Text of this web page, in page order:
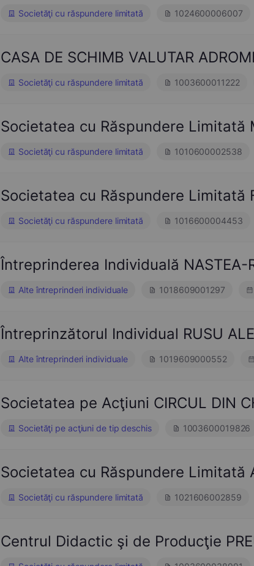
Societăţi cu răspundere limitată 1024600006007
CASA DE SCHIMB VALUTAR
Societăţi cu răspundere limitată 1003600011222
Societatea cu Răspundere Limitată
Societăţi cu răspundere limitată 1010600002538
Societatea cu Răspundere Limitată
Societăţi cu răspundere limitată 1016600004453
Întreprinderea Individuală NASTEA-
Alte întreprinderi individuale 1018609001297
Întreprinzătorul Individual RUSU
Alte întreprinderi individuale 1019609000552
Societatea pe Acţiuni CIRCUL DIN
Societăţi pe acţiuni de tip deschis 1003600019826
Societatea cu Răspundere Limitată
Societăţi cu răspundere limitată 1021606002859
Centrul Didactic şi de Producţie